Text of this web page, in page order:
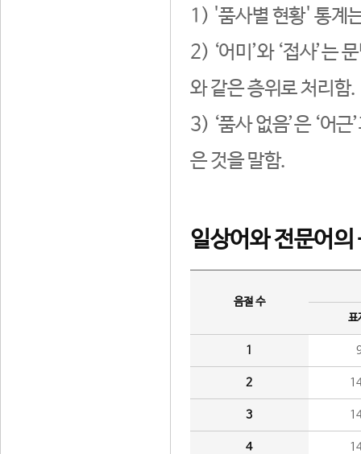
1) '품사별 현황' 통계
2) ‘어미’와 ‘접사’는
와 같은 층위로 처리함.
3) ‘품사 없음’은 ‘어
은 것을 말함.
일상어와 전문어의
음절 수
표
1
2
3
4